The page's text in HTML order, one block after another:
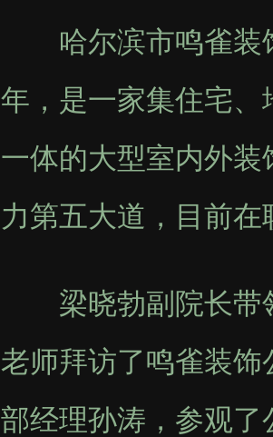
哈尔滨市鸣雀装
年，是一家集住宅
一体的大型室内外
力第五大道，目前
梁晓勃副院长带
老师拜访了鸣雀装
部经理孙涛，参观